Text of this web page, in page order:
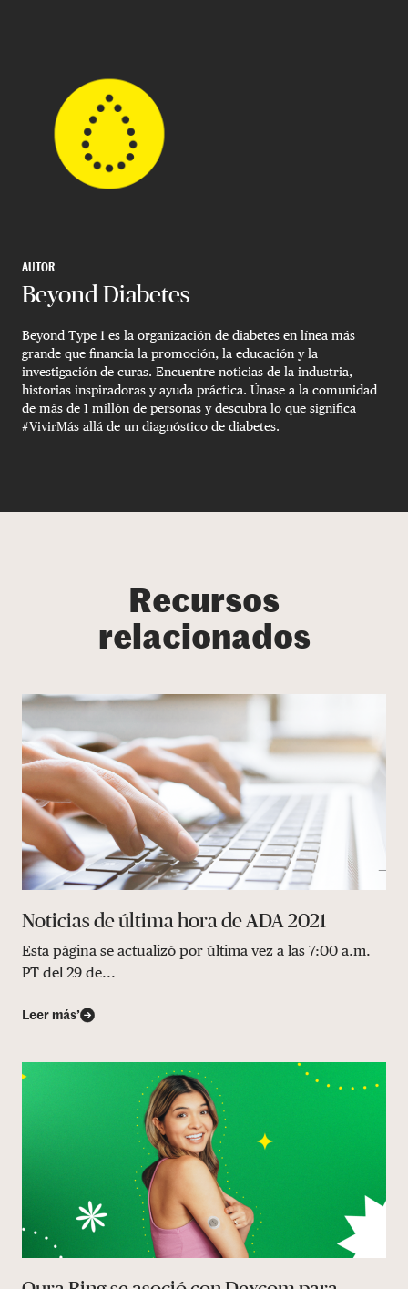
AUTOR
Beyond Diabetes
Beyond Type 1 es la organización de diabetes en línea más
grande que financia la promoción, la educación y la
investigación de curas. Encuentre noticias de la industria,
historias inspiradoras y ayuda práctica. Únase a la comunidad
de más de 1 millón de personas y descubra lo que significa
#VivirMás allá de un diagnóstico de diabetes.
Recursos
relacionados
Noticias de última hora de ADA 2021
Esta página se actualizó por última vez a las 7:00 a.m.
PT del 29 de...
Leer más’